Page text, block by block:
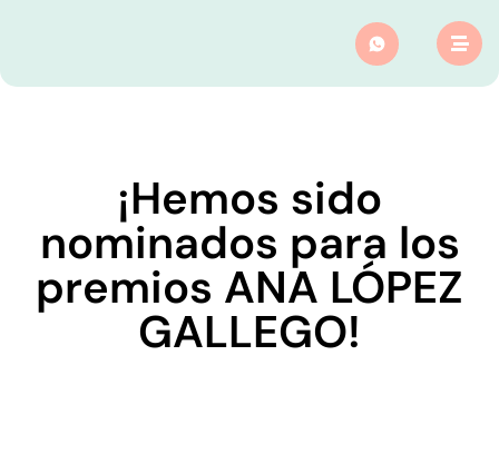
¡Hemos sido
nominados para los
premios ANA LÓPEZ
GALLEGO!